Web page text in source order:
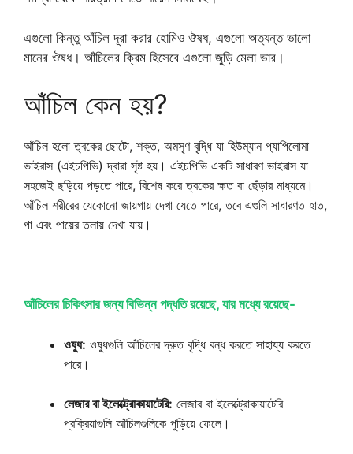
এগুলো কিন্তু আঁচিল দূরা করার হোমিও ঔষধ, এগুলো অত্যন্ত ভালো
মানের ঔষধ। আঁচিলের ক্রিম হিসেবে এগুলো জুড়ি মেলা ভার।
আঁচিল কেন হয়?
আঁচিল হলো ত্বকের ছোটো, শক্ত, অমসৃণ বৃদ্ধি যা হিউম্যান প্যাপিলোমা
ভাইরাস (এইচপিভি) দ্বারা সৃষ্ট হয়। এইচপিভি একটি সাধারণ ভাইরাস যা
সহজেই ছড়িয়ে পড়তে পারে, বিশেষ করে ত্বকের ক্ষত বা ছেঁড়ার মাধ্যমে।
আঁচিল শরীরের যেকোনো জায়গায় দেখা যেতে পারে, তবে এগুলি সাধারণত হাত,
পা এবং পায়ের তলায় দেখা যায়।
আঁচিলের চিকিৎসার জন্য বিভিন্ন পদ্ধতি রয়েছে, যার মধ্যে রয়েছে-
ওষুধ: ওষুধগুলি আঁচিলের দ্রুত বৃদ্ধি বন্ধ করতে সাহায্য করতে
পারে।
লেজার বা ইলেক্ট্রোকায়াটেরি: লেজার বা ইলেক্ট্রোকায়াটেরি
প্রক্রিয়াগুলি আঁচিলগুলিকে পুড়িয়ে ফেলে।